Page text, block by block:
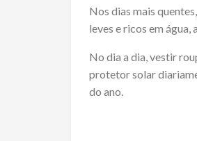
Nos dias mais
leves e ricos em
No dia a dia, vestir
protetor solar
do ano.